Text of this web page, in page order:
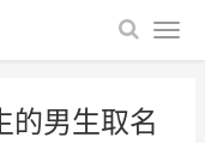
男生取名